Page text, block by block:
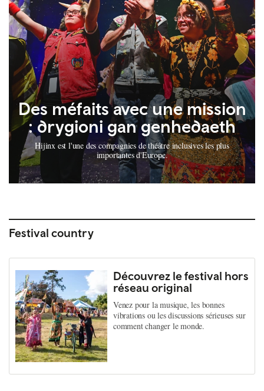
Des méfaits avec une mission
: drygioni gan genhedaeth
Hijinx est l'une des compagnies de théâtre inclusives les plus
importantes d'Europe.
Festival country
Découvrez le festival hors
réseau original
Venez pour la musique, les bonnes
vibrations ou les discussions sérieuses sur
comment changer le monde.